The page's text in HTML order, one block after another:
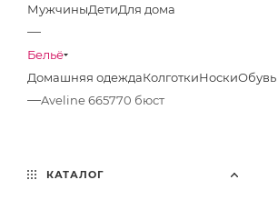
МужчиныДетиДля дома
—
Бельё
Домашняя одеждаКолготкиНоскиОбувь
—Aveline 665770 бюст
КАТАЛОГ